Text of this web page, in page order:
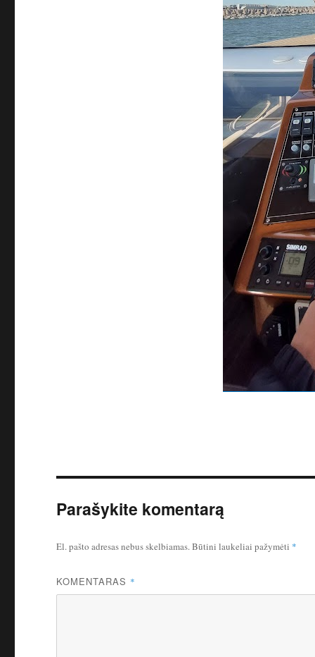
Parašykite komentarą
El. pašto adresas nebus skelbiamas.Būtini laukeliai pažymėti *
KOMENTARAS *